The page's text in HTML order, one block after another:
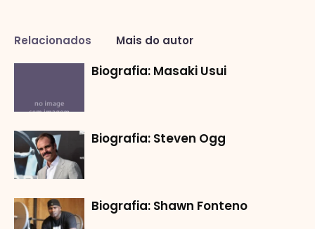
Relacionados Mais do autor
Biografia: Masaki Usui
Biografia: Steven Ogg
Biografia: Shawn Fonteno